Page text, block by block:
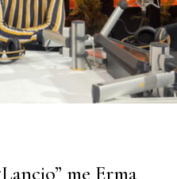
me Erma